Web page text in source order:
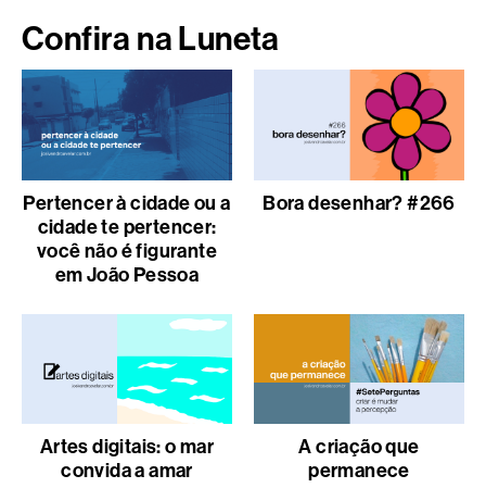
Confira na Luneta
Pertencer à cidade ou a
cidade te pertencer:
você não é figurante
em João Pessoa
Bora desenhar? #266
Artes digitais: o mar
convida a amar
A criação que
permanece